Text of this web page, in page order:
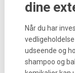
dine
Når du har
udseende og
shampoo og